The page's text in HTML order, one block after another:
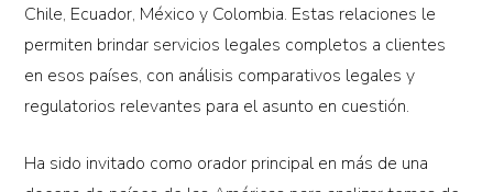
Chile, Ecuador, México y Colombia. Estas relaciones le
permiten brindar servicios legales completos a clientes
en esos países, con análisis comparativos legales y
regulatorios relevantes para el asunto en cuestión.
Ha sido invitado como orador principal en más de una